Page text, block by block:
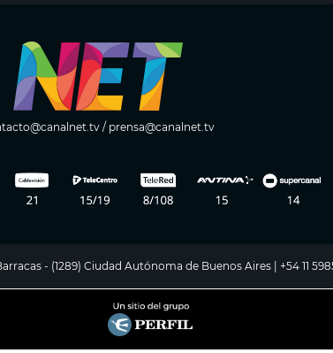
/ prensa@canalnet.tv
- (1289) Ciudad Autónoma de Buenos Aires | +54 11